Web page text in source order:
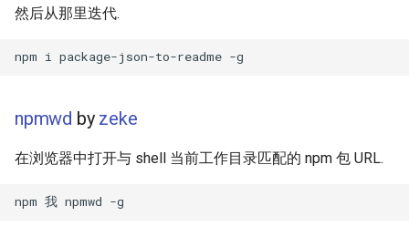
Ant Design
Less
WebGL
Bots
Site Reliability Engineering
Empathy in Engineering
然后从那里迭代.
npmwd by zeke
在浏览器中打开与 shell 当前工作目录匹配的 npm 包 URL.